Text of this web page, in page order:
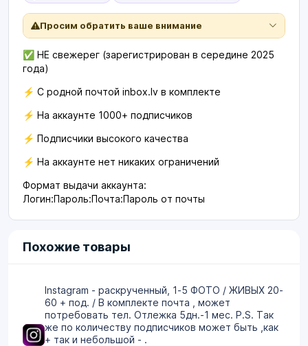
Просим обратить ваше внимание
✅ НЕ свежерег (зарегистрирован в середине 2025
года)
⚡️ С родной почтой inbox.lv в комплекте
⚡️ На аккаунте 1000+ подписчиков
⚡️ Подписчики высокого качества
⚡ На аккаунте нет никаких ограничений
Формат выдачи аккаунта:
Логин:Пароль:Почта:Пароль от почты
Похожие товары
Instagram - раскрученный, 1-5 ФОТО / ЖИВЫХ 20-
60 + под. / В комплекте почта , может
потребовать тел. Отлежка 5дн.-1 мес. P.S. Так
же по количеству подписчиков может быть ,как
+ так и небольшой - .